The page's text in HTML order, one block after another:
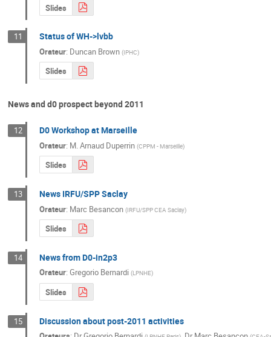
Slides
11 Status of WH->lvbb
Orateur: Duncan Brown (IPHC)
Slides
News and d0 prospect beyond 2011
12 D0 Workshop at Marseille
Orateur: M.Arnaud Duperrin (CPPM - Marseille)
Slides
13 News IRFU/SPP Saclay
Orateur: Marc Besancon (IRFU/SPP CEA Saclay)
Slides
14 News from D0-in2p3
Orateur: Gregorio Bernardi (LPNHE)
Slides
15 Discussion about post-2011 activities